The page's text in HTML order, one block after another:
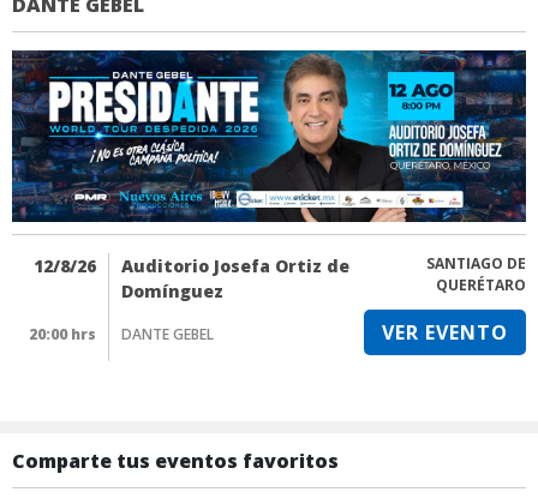
12/8/26
Auditorio Josefa Ortiz de
Domínguez
SANTIAGO DE
QUERÉTARO
20:00 hrs DANTE GEBEL VER EVENTO
Comparte tus eventos favoritos